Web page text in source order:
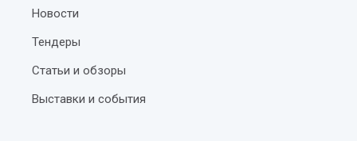
Новости
Тендеры
Статьи и обзоры
Выставки и события